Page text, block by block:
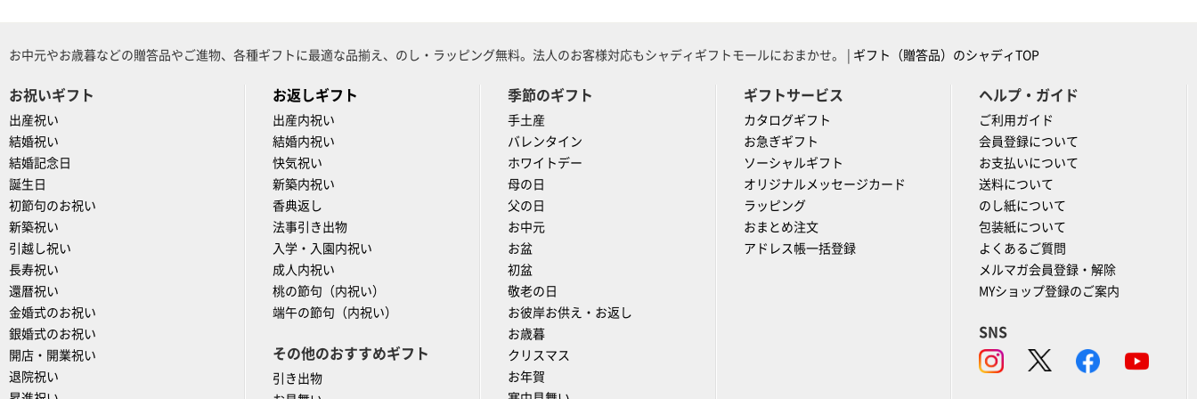
お中元やお歳暮などの贈答品やご進物、各種ギフトに最適な品揃え、のし・ラッピング無料。法人のお客様対応もシャディギフトモールにおまかせ。 | ギフト（贈答品）のシャディTOP
お祝いギフト
出産祝い
結婚祝い
結婚記念日
誕生日
初節句のお祝い
新築祝い
引越し祝い
長寿祝い
還暦祝い
金婚式のお祝い
銀婚式のお祝い
開店・開業祝い
退院祝い
お返しギフト
出産内祝い
結婚内祝い
快気祝い
新築内祝い
香典返し
法事引き出物
入学・入園内祝い
成人内祝い
桃の節句（内祝い）
端午の節句（内祝い）
その他のおすすめギフト
引き出物
季節のギフト
手土産
バレンタイン
ホワイトデー
母の日
父の日
お中元
お盆
初盆
敬老の日
お彼岸お供え・お返し
お歳暮
クリスマス
お年賀
ギフトサービス
カタログギフト
お急ぎギフト
ソーシャルギフト
オリジナルメッセージカード
ラッピング
おまとめ注文
アドレス帳一括登録
ヘルプ・ガイド
ご利用ガイド
会員登録について
お支払いについて
送料について
のし紙について
包装紙について
よくあるご質問
メルマガ会員登録・解除
MYショップ登録のご案内
SNS